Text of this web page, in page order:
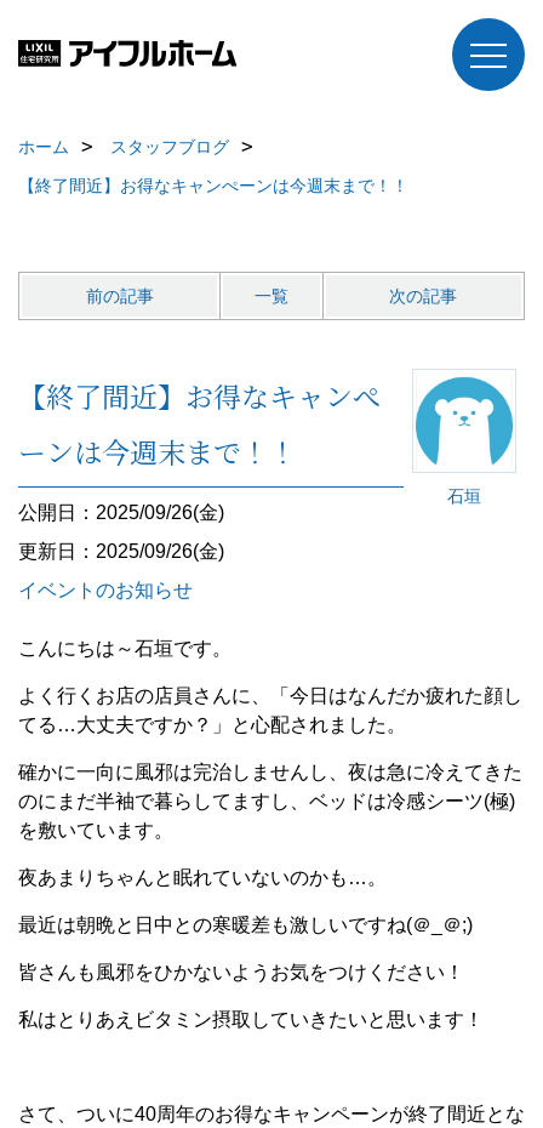
ホーム
スタッフブログ
【終了間近】お得なキャンぺーンは今週末まで！！
前の記事 一覧 次の記事
石垣
【終了間近】お得なキャンぺ
ーンは今週末まで！！
公開日：2025/09/26(金)
更新日：2025/09/26(金)
イベントのお知らせ
こんにちは～石垣です。
よく行くお店の店員さんに、「今日はなんだか疲れた顔し
てる…大丈夫ですか？」と心配されました。
確かに一向に風邪は完治しませんし、夜は急に冷えてきた
のにまだ半袖で暮らしてますし、ベッドは冷感シーツ(極)
を敷いています。
夜あまりちゃんと眠れていないのかも…。
最近は朝晩と日中との寒暖差も激しいですね(＠_＠;)
皆さんも風邪をひかないようお気をつけください！
私はとりあえビタミン摂取していきたいと思います！
さて、ついに40周年のお得なキャンペーンが終了間近とな